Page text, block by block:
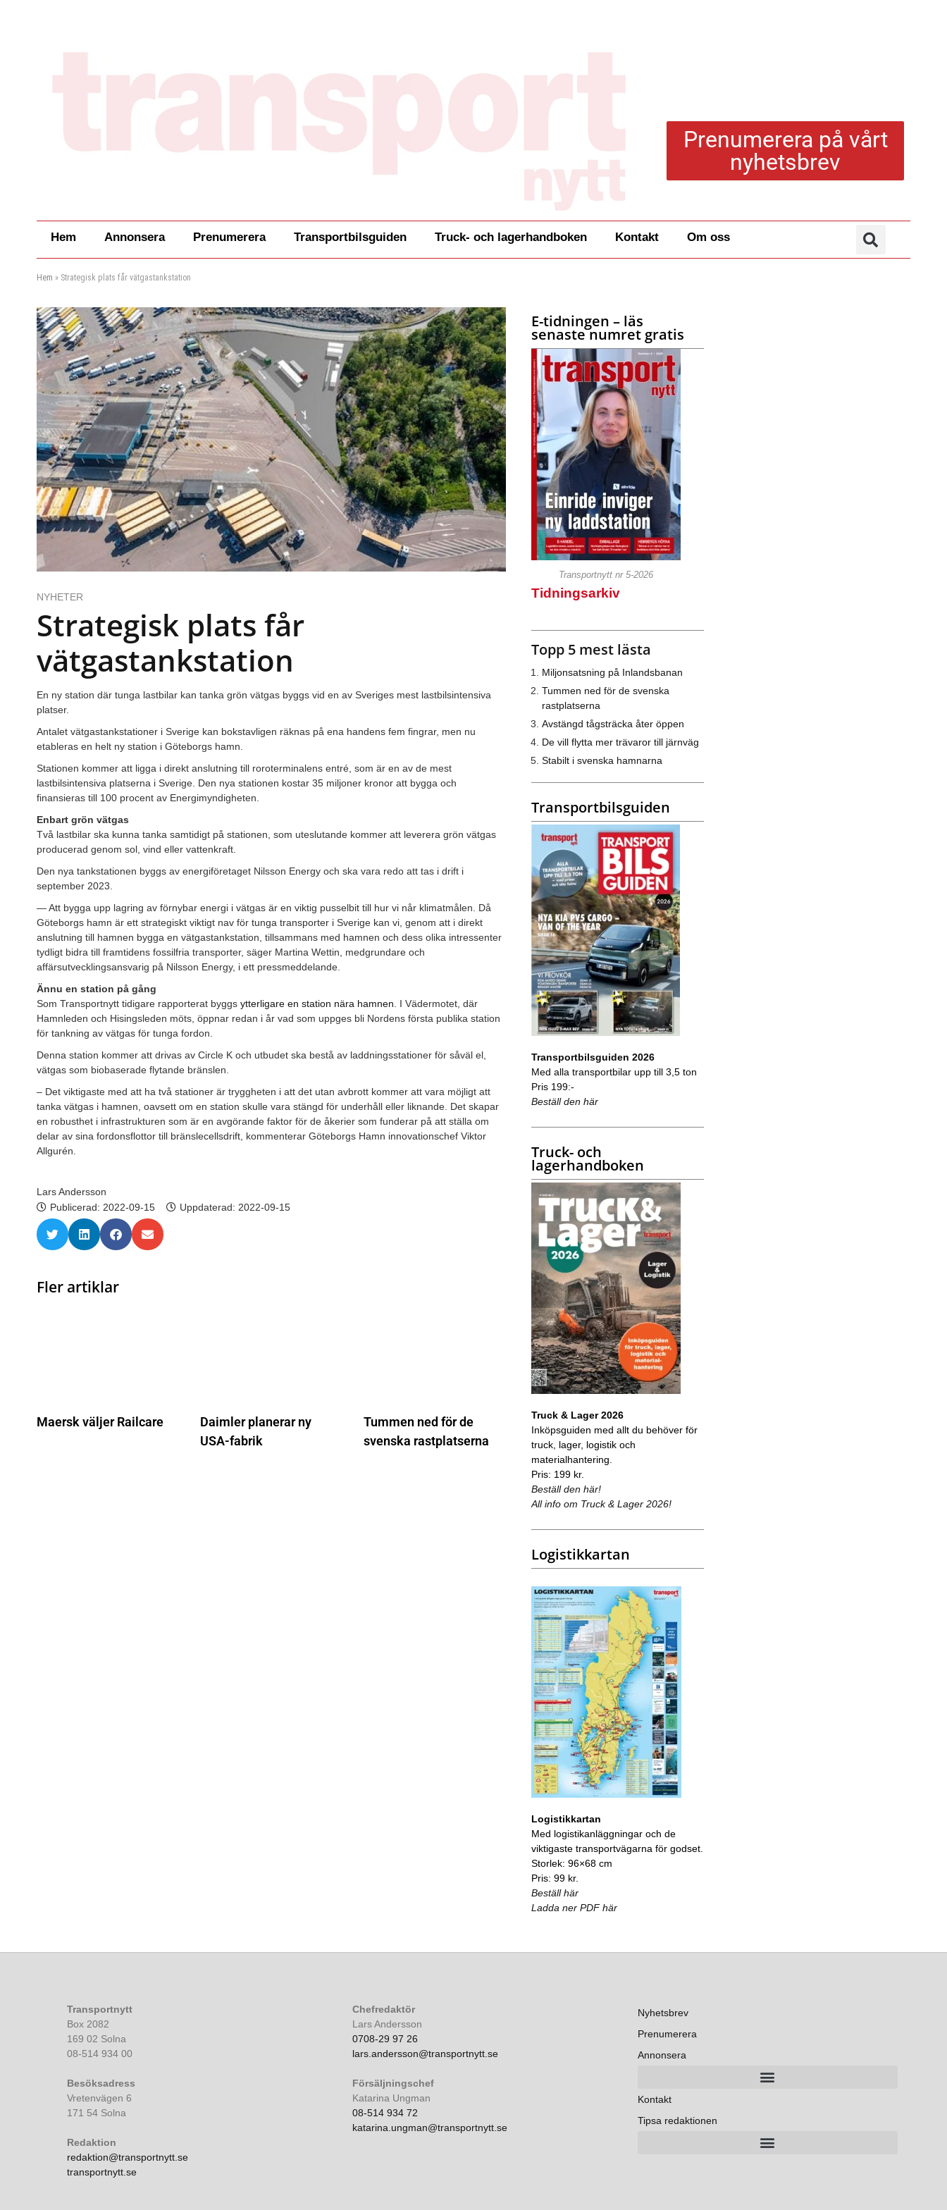
Prenumerera på vårt
nyhetsbrev
Hem Annonsera Prenumerera Transportbilsguiden Truck- och lagerhandboken Kontakt Om oss
Hem » Strategisk plats får vätgastankstation
NYHETER
Strategisk plats får
vätgastankstation
En ny station där tunga lastbilar kan tanka grön vätgas byggs vid en av Sveriges mest lastbilsintensiva
platser.
Antalet vätgastankstationer i Sverige kan bokstavligen räknas på ena handens fem fingrar, men nu
etableras en helt ny station i Göteborgs hamn.
Stationen kommer att ligga i direkt anslutning till roroterminalens entré, som är en av de mest
lastbilsintensiva platserna i Sverige. Den nya stationen kostar 35 miljoner kronor att bygga och
finansieras till 100 procent av Energimyndigheten.
Enbart grön vätgas
Två lastbilar ska kunna tanka samtidigt på stationen, som uteslutande kommer att leverera grön vätgas
producerad genom sol, vind eller vattenkraft.
Den nya tankstationen byggs av energiföretaget Nilsson Energy och ska vara redo att tas i drift i
september 2023.
— Att bygga upp lagring av förnybar energi i vätgas är en viktig pusselbit till hur vi når klimatmålen. Då
Göteborgs hamn är ett strategiskt viktigt nav för tunga transporter i Sverige kan vi, genom att i direkt
anslutning till hamnen bygga en vätgastankstation, tillsammans med hamnen och dess olika intressenter
tydligt bidra till framtidens fossilfria transporter, säger Martina Wettin, medgrundare och
affärsutvecklingsansvarig på Nilsson Energy, i ett pressmeddelande.
Ännu en station på gång
Som Transportnytt tidigare rapporterat byggs ytterligare en station nära hamnen . I Vädermotet, där
Hamnleden och Hisingsleden möts, öppnar redan i år vad som uppges bli Nordens första publika station
för tankning av vätgas för tunga fordon.
Denna station kommer att drivas av Circle K och utbudet ska bestå av laddningsstationer för såväl el,
vätgas som biobaserade flytande bränslen.
– Det viktigaste med att ha två stationer är tryggheten i att det utan avbrott kommer att vara möjligt att
tanka vätgas i hamnen, oavsett om en station skulle vara stängd för underhåll eller liknande. Det skapar
en robusthet i infrastrukturen som är en avgörande faktor för de åkerier som funderar på att ställa om
delar av sina fordonsflottor till bränslecellsdrift, kommenterar Göteborgs Hamn innovationschef Viktor
Allgurén.
Lars Andersson
Publicerad: 2022-09-15 Uppdaterad: 2022-09-15
Fler artiklar
Maersk väljer Railcare
Daimler planerar ny
USA-fabrik
Tummen ned för de
svenska rastplatserna
E-tidningen – läs
senaste numret gratis
Transportnytt nr 5-2026
Tidningsarkiv
Topp 5 mest lästa
Miljonsatsning på Inlandsbanan
Tummen ned för de svenska
rastplatserna
Avstängd tågsträcka åter öppen
De vill flytta mer trävaror till järnväg
Stabilt i svenska hamnarna
Transportbilsguiden
Transportbilsguiden 2026
Med alla transportbilar upp till 3,5 ton
Pris 199:-
Beställ den här
Truck- och
lagerhandboken
Truck & Lager 2026
Inköpsguiden med allt du behöver för
truck, lager, logistik och
materialhantering.
Pris: 199 kr.
Beställ den här!
All info om Truck & Lager 2026!
Logistikkartan
Logistikkartan
Med logistikanläggningar och de
viktigaste transportvägarna för godset.
Storlek: 96×68 cm
Pris: 99 kr.
Beställ här
Ladda ner PDF här
Transportnytt
Box 2082
169 02 Solna
08-514 934 00
Besöksadress
Vretenvägen 6
171 54 Solna
Redaktion
redaktion@transportnytt.se
transportnytt.se
Chefredaktör
Lars Andersson
0708-29 97 26
lars.andersson@transportnytt.se
Försäljningschef
Katarina Ungman
08-514 934 72
katarina.ungman@transportnytt.se
Nyhetsbrev
Prenumerera
Annonsera
Kontakt
Tipsa redaktionen